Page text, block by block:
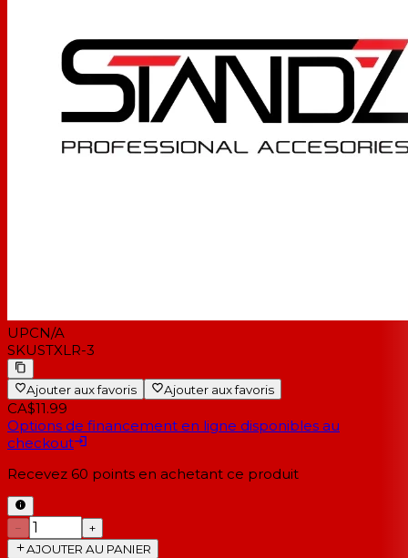
UPCN/A
SKUSTXLR-3
Ajouter aux favoris Ajouter aux favoris
CA$11.99
Options de financement en ligne disponibles au
checkout
Recevez 60 points en achetant ce produit
−
+
AJOUTER AU PANIER